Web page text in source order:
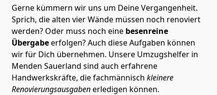
Gerne kümmern wir uns um Deine Vergangenheit.
Sprich, die alten vier Wände müssen noch renoviert
werden? Oder muss noch eine besenreine
Übergabeerfolgen? Auch diese Aufgaben können
wir für Dich übernehmen. Unsere Umzugshelfer in
Menden Sauerland sind auch erfahrene
Handwerkskräfte, die fachmännisch kleinere
Renovierungsausgabenerledigen können.